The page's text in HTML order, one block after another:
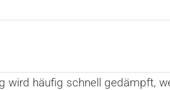
wird häufig schnell gedämpft,